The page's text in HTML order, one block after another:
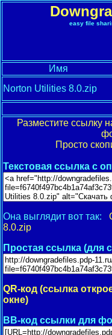
easy file
Имя
Norton Utilities 8.0.zip
Разместите ссылку
Просто
Текстовая ссылка с
Она выглядит вот так:
8.0.zip
Простая ссылка (для
QR-код (ссылка
окне)
BB-код ссылки для